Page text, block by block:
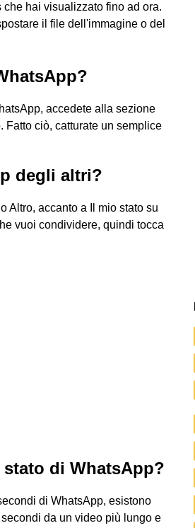
che hai visualizzato fino ad ora.
il file dell'immagine o del
accedete alla sezione
Fatto ciò, catturate un semplice
degli altri?
Altro, accanto a Il mio stato su
vuoi condividere, quindi tocca
di WhatsApp?
di WhatsApp, esistono
da un video più lungo e